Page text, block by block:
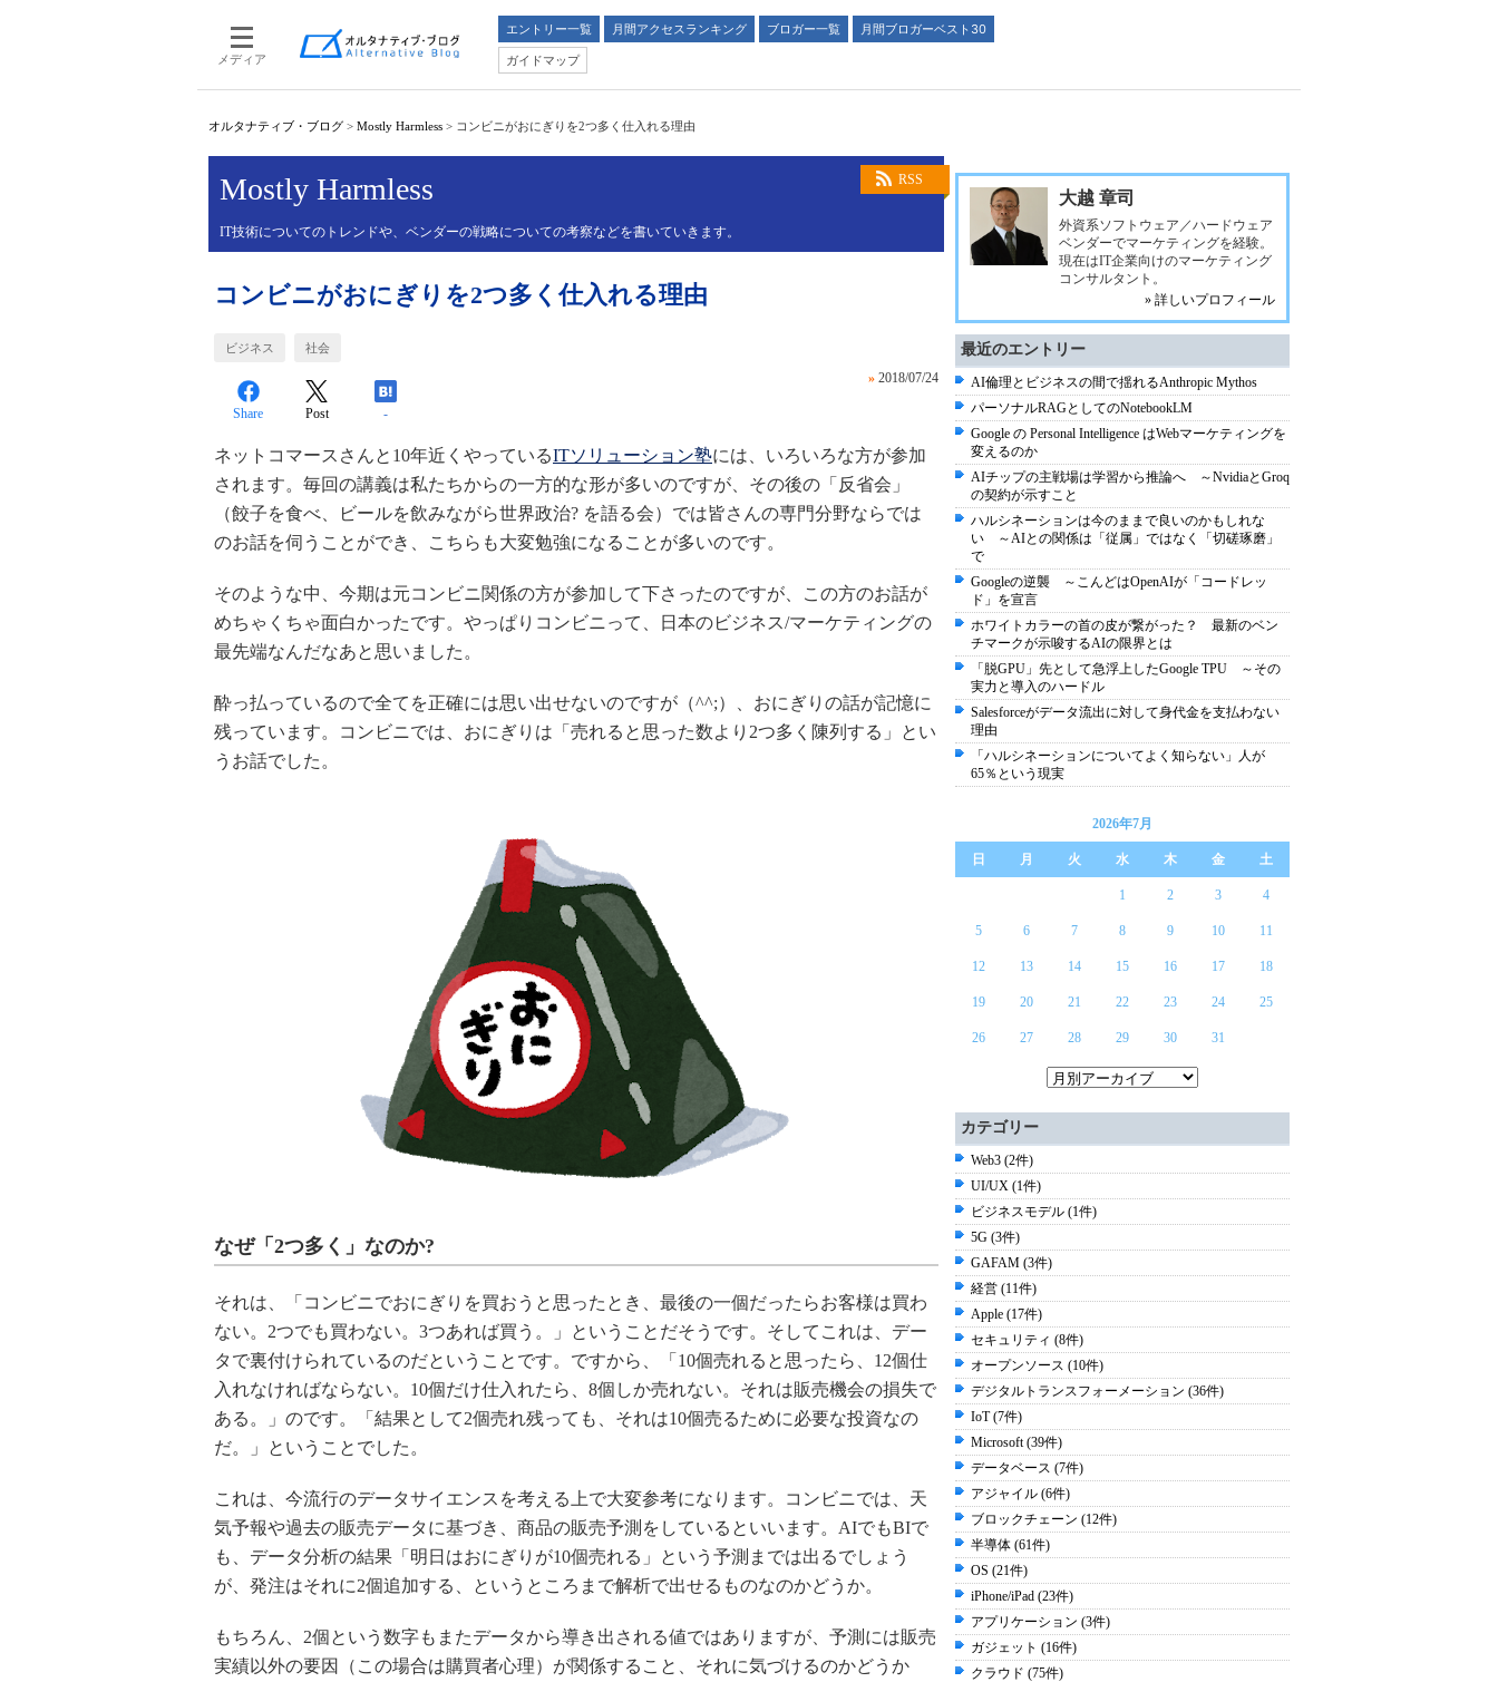
メディア
エントリー一覧 月間アクセスランキング ブロガー一覧
月間ブロガーベスト30
ガイドマップ
オルタナティブ・ブログ > Mostly Harmless > コンビニがおにぎりを2つ多く仕入れる理由
RSS
Mostly Harmless
IT技術についてのトレンドや、ベンダーの戦略についての考察などを書いていきます。
コンビニがおにぎりを2つ多く仕入れる理由
ビジネス 社会
» 2018/07/24
Share Post -
ネットコマースさんと10年近くやっているITソリューション塾には、いろいろな方が参加
されます。毎回の講義は私たちからの一方的な形が多いのですが、その後の「反省会」
（餃子を食べ、ビールを飲みながら世界政治? を語る会）では皆さんの専門分野ならでは
のお話を伺うことができ、こちらも大変勉強になることが多いのです。
そのような中、今期は元コンビニ関係の方が参加して下さったのですが、この方のお話が
めちゃくちゃ面白かったです。やっぱりコンビニって、日本のビジネス/マーケティングの
最先端なんだなあと思いました。
酔っ払っているので全てを正確には思い出せないのですが（^^;）、おにぎりの話が記憶に
残っています。コンビニでは、おにぎりは「売れると思った数より2つ多く陳列する」とい
うお話でした。
なぜ「2つ多く」なのか?
それは、「コンビニでおにぎりを買おうと思ったとき、最後の一個だったらお客様は買わ
ない。2つでも買わない。3つあれば買う。」ということだそうです。そしてこれは、デー
タで裏付けられているのだということです。ですから、「10個売れると思ったら、12個仕
入れなければならない。10個だけ仕入れたら、8個しか売れない。それは販売機会の損失で
ある。」のです。「結果として2個売れ残っても、それは10個売るために必要な投資なの
だ。」ということでした。
これは、今流行のデータサイエンスを考える上で大変参考になります。コンビニでは、天
気予報や過去の販売データに基づき、商品の販売予測をしているといいます。AIでもBIで
も、データ分析の結果「明日はおにぎりが10個売れる」という予測までは出るでしょう
が、発注はそれに2個追加する、というところまで解析で出せるものなのかどうか。
もちろん、2個という数字もまたデータから導き出される値ではありますが、予測には販売
実績以外の要因（この場合は購買者心理）が関係すること、それに気づけるのかどうか
大越 章司
外資系ソフトウェア／ハードウェア
ベンダーでマーケティングを経験。
現在はIT企業向けのマーケティング
コンサルタント。
» 詳しいプロフィール
最近のエントリー
AI倫理とビジネスの間で揺れるAnthropic Mythos
パーソナルRAGとしてのNotebookLM
Google の Personal Intelligence はWebマーケティングを
変えるのか
AIチップの主戦場は学習から推論へ ～NvidiaとGroq
の契約が示すこと
ハルシネーションは今のままで良いのかもしれな
い ～AIとの関係は「従属」ではなく「切磋琢磨」
で
Googleの逆襲 ～こんどはOpenAIが「コードレッ
ド」を宣言
ホワイトカラーの首の皮が繋がった？ 最新のベン
チマークが示唆するAIの限界とは
「脱GPU」先として急浮上したGoogle TPU ～その
実力と導入のハードル
Salesforceがデータ流出に対して身代金を支払わない
理由
「ハルシネーションについてよく知らない」人が
65％という現実
2026年7月
日 月 火 水 木 金 土
1 2 3 4
5 6 7 8 9 10 11
12 13 14 15 16 17 18
19 20 21 22 23 24 25
26 27 28 29 30 31
カテゴリー
Web3 (2件)
UI/UX (1件)
ビジネスモデル (1件)
5G (3件)
GAFAM (3件)
経営 (11件)
Apple (17件)
セキュリティ (8件)
オープンソース (10件)
デジタルトランスフォーメーション (36件)
IoT (7件)
Microsoft (39件)
データベース (7件)
アジャイル (6件)
ブロックチェーン (12件)
半導体 (61件)
OS (21件)
iPhone/iPad (23件)
アプリケーション (3件)
ガジェット (16件)
クラウド (75件)